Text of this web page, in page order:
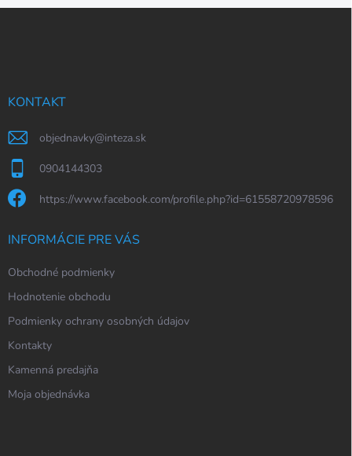
Z
KONTAKT
objednavky@inteza.sk
0904144303
https://www.facebook.com/profile.php?id=61558720978596
INFORMÁCIE PRE VÁS
Obchodné podmienky
Hodnotenie obchodu
Podmienky ochrany osobných údajov
Kontakty
Kamenná predajňa
Moja objednávka